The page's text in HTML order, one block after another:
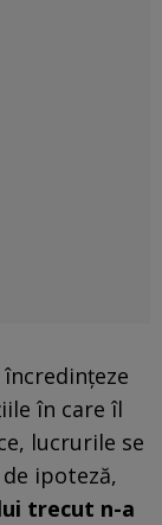
în care îl
lucrurile se
ipoteză,
trecut n-a